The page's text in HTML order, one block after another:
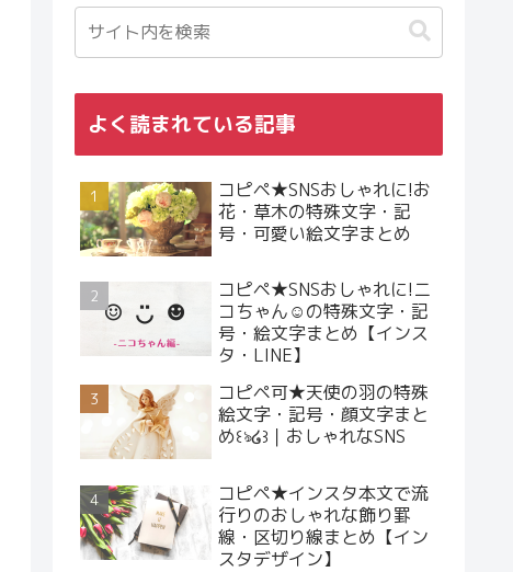
よく読まれている記事
コピペ★SNSおしゃれに!お
花・草木の特殊文字・記
号・可愛い絵文字まとめ
コピペ★SNSおしゃれに!ニ
コちゃん☺︎の特殊文字・記
号・絵文字まとめ【インス
タ・LINE】
コピペ可★天使の羽の特殊
絵文字・記号・顔文字まと
め꒰ঌ໒꒱｜おしゃれなSNS
コピペ★インスタ本文で流
行りのおしゃれな飾り罫
線・区切り線まとめ【イン
スタデザイン】